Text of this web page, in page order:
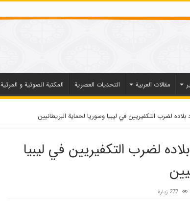
مقالات العربیة التحديات العصرية المكتبة الصوتية و المرئية
لضرب التكفيريين في ليبيا وسوريا لحماية البريطانيين
لضرب التكفيريين في ليبيا
277 زيارة